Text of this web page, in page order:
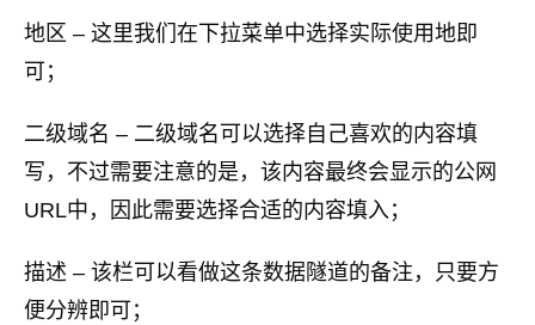
地区 – 这里我们在下拉菜单中选择实际使用地即
可；
二级域名 – 二级域名可以选择自己喜欢的内容填
写，不过需要注意的是，该内容最终会显示的公网
URL中，因此需要选择合适的内容填入；
描述 – 该栏可以看做这条数据隧道的备注，只要方
便分辨即可；